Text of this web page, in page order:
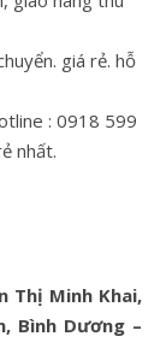
giá rẻ. hỗ
: 0918 599
nhất.
Thị Minh Khai,
Bình Dương –